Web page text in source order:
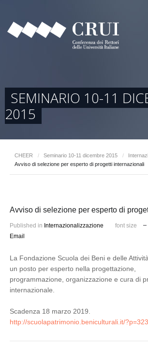
SEMINARIO 10-11
2015
CHEER / Seminario 10-11 dicembre 2015 /
Avviso di selezione per esperto di progetti internazionali
Avviso di selezione per esperto di
Published in Internazionalizzazione font size
Email
La Fondazione Scuola dei Beni e delle
un posto per esperto nella progettazione,
programmazione, organizzazione e cura di
internazionale.
Scadenza 18 marzo 2019.
http://scuolapatrimonio.beniculturali.it/